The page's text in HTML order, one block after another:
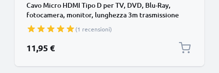
Cavo Micro HDMI Tipo D per TV, DVD, Blu-Ray,
fotocamera, monitor, lunghezza 3m trasmissione
segnale video & audio impeccabile
(1 recensioni)
11,95 €